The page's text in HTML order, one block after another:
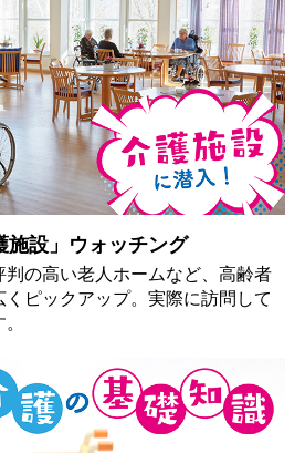
施設」ウォッチング
の高い老人ホームなど、高齢者
ピックアップ。実際に訪問して